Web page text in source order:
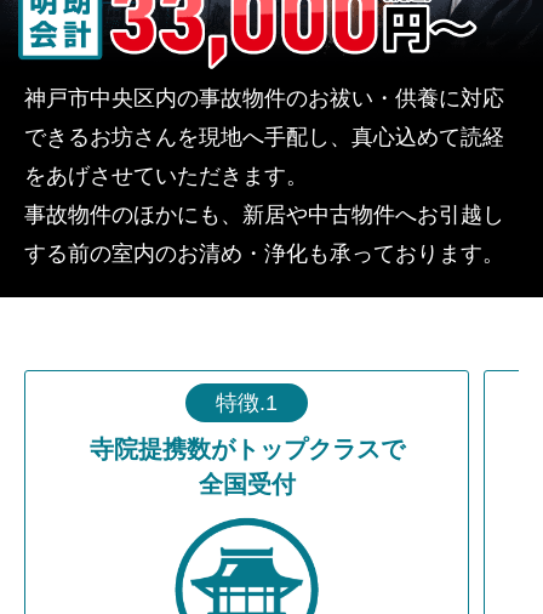
神戸市中央区内の事故物件のお祓い・供養に対応
できるお坊さんを現地へ手配し、真心込めて読経
をあげさせていただきます。
事故物件のほかにも、新居や中古物件へお引越し
する前の室内のお清め・浄化も承っております。
特徴.1
寺院提携数がトップクラスで
全国受付